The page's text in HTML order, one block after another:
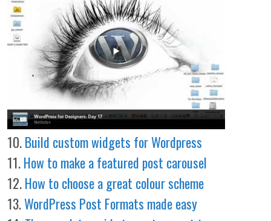
10.Build custom widgets for Wordpress
11.How to make a featured post carousel
12.How to choose a great colour scheme
13.WordPress Post Formats made easy